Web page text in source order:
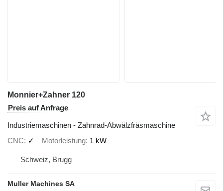
Monnier+Zahner 120
Preis auf Anfrage
Industriemaschinen - Zahnrad-Abwälzfräsmaschine
CNC
✓ Motorleistung 1 kW
Schweiz, Brugg
Muller Machines SA